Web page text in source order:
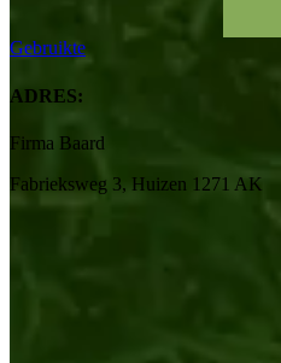
Gebruikte
ADRES:
Firma Baard
Fabrieksweg 3, Huizen 1271 AK